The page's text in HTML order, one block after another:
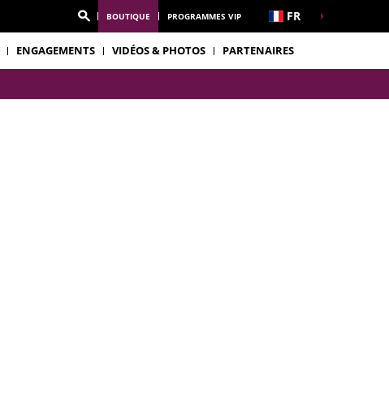
BOUTIQUE PROGRAMMES VIP FR
ENGAGEMENTS VIDÉOS & PHOTOS PARTENAIRES